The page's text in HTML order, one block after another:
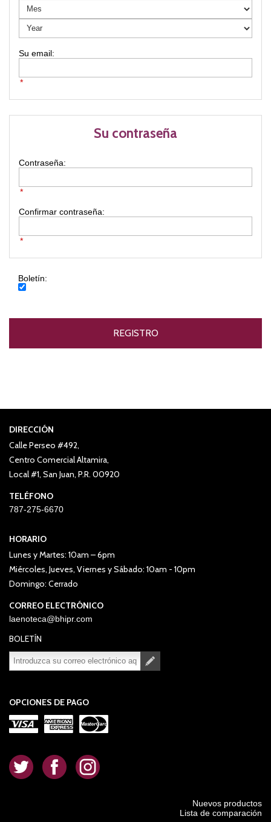
*
Boletín:
Su contraseña
Contraseña:
*
Confirmar contraseña:
*
DIRECCIÓN
Calle Perseo #492,
Centro Comercial Altamira,
Local #1, San Juan, P.R. 00920
TELÉFONO
787-275-6670
HORARIO
Lunes y Martes: 10am – 6pm
Miércoles, Jueves, Viernes y Sábado: 10am - 10pm
Domingo: Cerrado
CORREO ELECTRÓNICO
laenoteca@bhipr.com
BOLETÍN
OPCIONES DE PAGO
. . .
Nuevos productos
Lista de comparación